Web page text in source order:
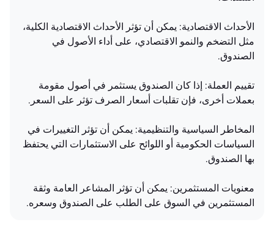
الأحداث الاقتصادية: يمكن أن تؤثر الأحداث الاقتصادية الكلية،
مثل التضخم والنمو الاقتصادي، على أداء الأصول في
الصندوق.
تقييم العملة: إذا كان الصندوق يستثمر في أصول مقومة
بعملات أخرى، فإن تقلبات أسعار الصرف تؤثر على السعر.
المخاطر السياسية والتنظيمية: يمكن أن تؤثر التغييرات في
السياسات الحكومية أو اللوائح على الاستثمارات التي يحتفظ
بها الصندوق.
معنويات المستثمرين: يمكن أن تؤثر المشاعر العامة وثقة
المستثمرين في السوق على الطلب على الصندوق وسعره.